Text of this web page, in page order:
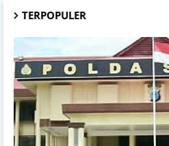
TERPOPULER